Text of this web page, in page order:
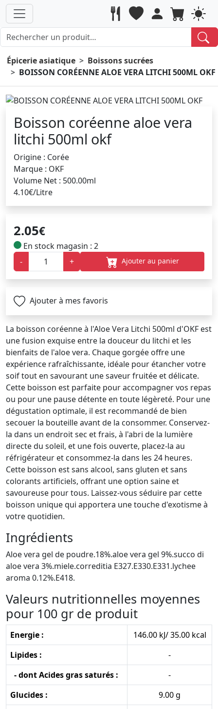
Épicerie asiatique
Boissons sucrées
BOISSON CORÉENNE ALOE VERA LITCHI 500ML OKF
Boisson coréenne aloe vera
litchi 500ml okf
Origine : Corée
Marque : OKF
Volume Net : 500.00ml
4.10€/Litre
2.05€
En stock magasin : 2
-
+ Ajouter au panier
Ajouter à mes favoris
La boisson coréenne à l'Aloe Vera Litchi 500ml d'OKF est
une fusion exquise entre la douceur du litchi et les
bienfaits de l'aloe vera. Chaque gorgée offre une
expérience rafraîchissante, idéale pour étancher votre
soif tout en savourant une saveur fruitée et délicate.
Cette boisson est parfaite pour accompagner vos repas
ou pour une pause détente en toute légèreté. Pour une
dégustation optimale, il est recommandé de bien
secouer la bouteille avant de la consommer. Conservez-
la dans un endroit sec et frais, à l'abri de la lumière
directe du soleil, et une fois ouverte, placez-la au
réfrigérateur et consommez-la dans les 24 heures.
Cette boisson est sans alcool, sans gluten et sans
colorants artificiels, offrant une option saine et
savoureuse pour tous. Laissez-vous séduire par cette
boisson unique qui apportera une touche d'exotisme à
votre quotidien.
Ingrédients
Aloe vera gel de poudre.18%.aloe vera gel 9%.succo di
aloe vera 3%.miele.correditia E327.E330.E331.lychee
aroma 0.12%.E418.
Valeurs nutritionnelles moyennes
pour 100 gr de produit
Energie :
146.00 kJ/ 35.00 kcal
Lipides :
-
- dont Acides gras saturés :
-
Glucides :
9.00 g